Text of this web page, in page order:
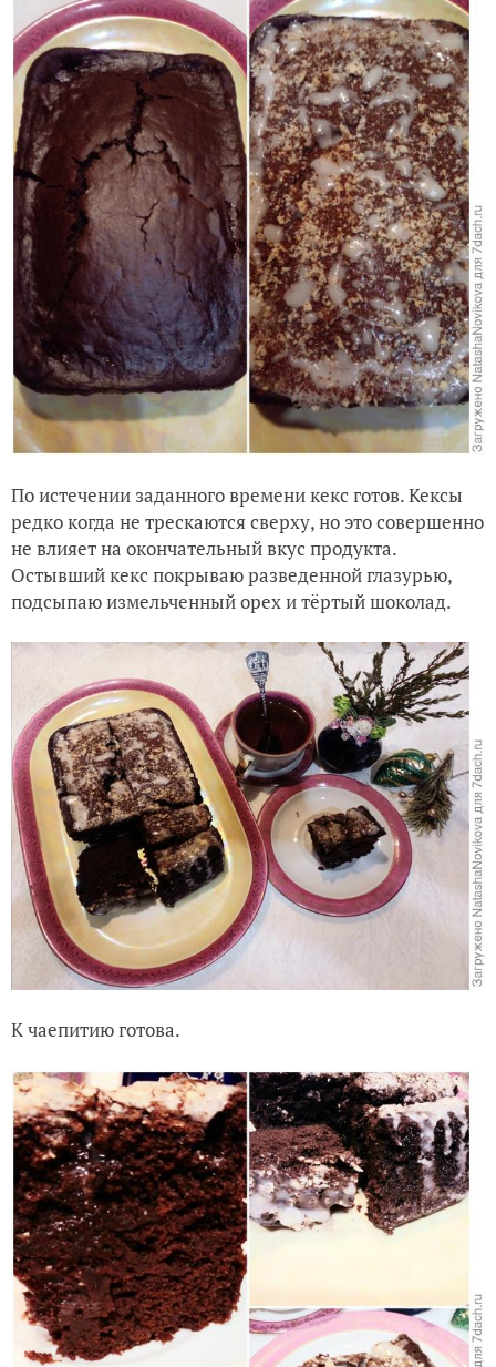
По истечении заданного времени кекс готов. Кексы
редко когда не трескаются сверху, но это совершенно
не влияет на окончательный вкус продукта.
Остывший кекс покрываю разведенной глазурью,
подсыпаю измельченный орех и тёртый шоколад.
К чаепитию готова.